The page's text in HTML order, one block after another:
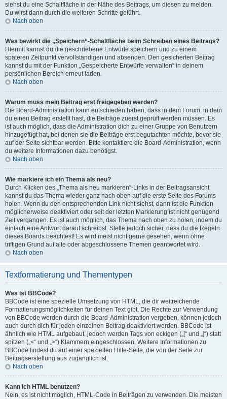
siehst du eine Schaltfläche in der Nähe des Beitrags, um diesen zu melden.
Du wirst dann durch die weiteren Schritte geführt.
Nach oben
Was bewirkt die „Speichern“-Schaltfläche beim Schreiben eines Beitrags?
Hiermit kannst du die geschriebene Entwürfe speichern und zu einem
späteren Zeitpunkt vervollständigen und absenden. Den gesicherten Beitrag
kannst du mit der Funktion „Gespeicherte Entwürfe verwalten“ in deinem
persönlichen Bereich erneut laden.
Nach oben
Warum muss mein Beitrag erst freigegeben werden?
Die Board-Administration kann entschieden haben, dass in dem Forum, in dem
du einen Beitrag erstellt hast, die Beiträge zuerst geprüft werden müssen. Es
ist auch möglich, dass die Administration dich zu einer Gruppe von Benutzern
hinzugefügt hat, bei denen sie die Beiträge erst begutachten möchte, bevor sie
auf der Seite sichtbar werden. Bitte kontaktiere die Board-Administration, wenn
du weitere Informationen dazu benötigst.
Nach oben
Wie markiere ich ein Thema als neu?
Durch Klicken des „Thema als neu markieren“-Links in der Beitragsansicht
kannst du das Thema wieder ganz nach oben auf die erste Seite des Forums
holen. Wenn du den entsprechenden Link nicht siehst, dann ist die Funktion
möglicherweise deaktiviert oder seit der letzten Markierung ist nicht genügend
Zeit vergangen. Es ist auch möglich, das Thema nach oben zu holen, indem du
einfach eine Antwort darauf schreibst. Stelle jedoch sicher, dass du die Regeln
dieses Boards beachtest! Es wird meist nicht gerne gesehen, wenn ohne
triftigen Grund auf alte oder abgeschlossene Themen geantwortet wird.
Nach oben
Textformatierung und Thementypen
Was ist BBCode?
BBCode ist eine spezielle Umsetzung von HTML, die dir weitreichende
Formatierungsmöglichkeiten für deinen Text gibt. Die Rechte zur Verwendung
von BBCode werden durch die Board-Administration vergeben, können jedoch
auch durch dich für jeden einzelnen Beitrag deaktiviert werden. BBCode ist
ähnlich wie HTML aufgebaut, jedoch werden Tags von eckigen („[“ und „]“) statt
spitzen („<“ und „>“) Klammern eingeschlossen. Weitere Informationen zu
BBCode findest du auf einer speziellen Hilfe-Seite, die von der Seite zur
Beitragserstellung aus zugänglich ist.
Nach oben
Kann ich HTML benutzen?
Nein, es ist nicht möglich, HTML-Code in Beiträgen zu verwenden. Die meisten